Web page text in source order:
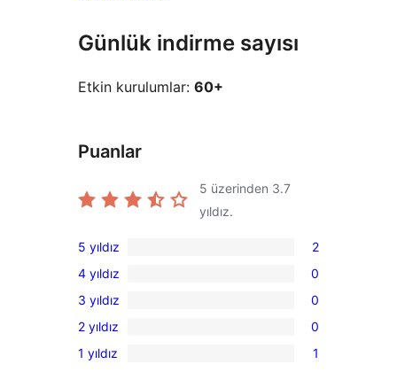
Günlük indirme sayısı
Etkin kurulumlar: 60+
Puanlar
5 üzerinden 3.7
yıldız.
2
5
yıldızlı
inceleme
5 yıldız 2
0
4
yıldızlı
inceleme
4 yıldız 0
0
3
yıldızlı
3 yıldız 0
0
2
2 yıldız 0
1
1 yıldız 1